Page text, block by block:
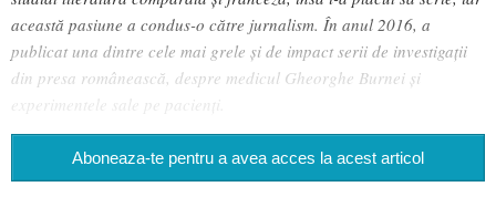
această pasiune a condus-o către jurnalism. În anul 2016, a
publicat una dintre cele mai grele și de impact serii de investigații
din presa românească, despre medicul Gheorghe Burnei și
experimentele sale pe pacienți.
Aboneaza-te pentru a avea acces la acest articol